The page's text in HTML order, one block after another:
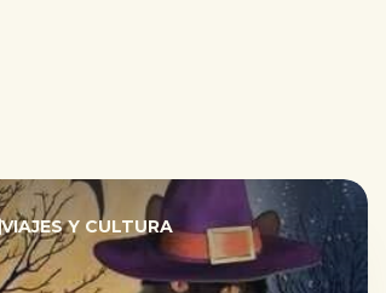
VIAJES Y CULTURA